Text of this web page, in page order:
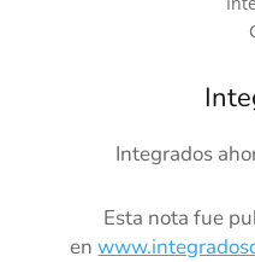
Integrados
Esta nota fue
en